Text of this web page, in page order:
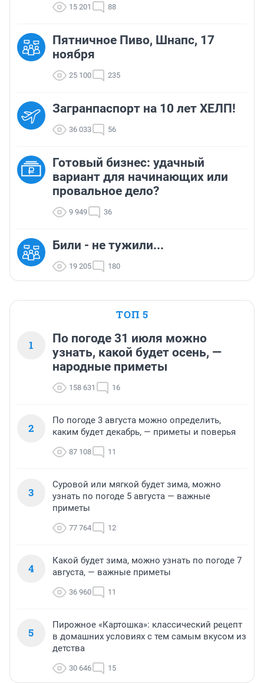
15 201 88
Пятничное Пиво, Шнапс, 17
ноября
25 100 235
Загранпаспорт на 10 лет ХЕЛП!
36 033 56
Готовый бизнес: удачный
вариант для начинающих или
провальное дело?
9 949 36
Били - не тужили...
19 205 180
ТОП 5
1
По погоде 31 июля можно
узнать, какой будет осень, —
народные приметы
158 631 16
2
По погоде 3 августа можно определить,
каким будет декабрь, — приметы и поверья
87 108 11
3
Суровой или мягкой будет зима, можно
узнать по погоде 5 августа — важные
приметы
77 764 12
4
Какой будет зима, можно узнать по погоде 7
августа, — важные приметы
36 960 11
5
Пирожное «Картошка»: классический рецепт
в домашних условиях с тем самым вкусом из
детства
30 646 15